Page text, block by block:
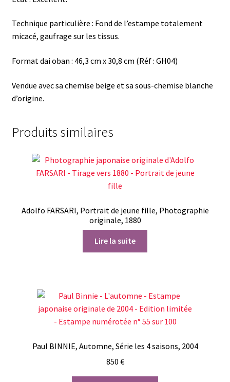
Technique particulière : Fond de l’estampe totalement
micacé, gaufrage sur les tissus.
Format dai oban : 46,3 cm x 30,8 cm (Réf : GH04)
Vendue avec sa chemise beige et sa sous-chemise blanche
d’origine.
Produits similaires
Adolfo FARSARI, Portrait de jeune fille, Photographie
originale, 1880
Lire la suite
Paul BINNIE, Automne, Série les 4 saisons, 2004
850 €